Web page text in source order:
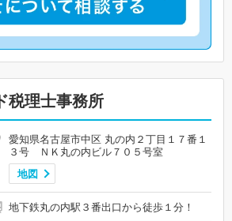
税理士事務所
愛知県名古屋市中区 丸の内２丁目１７番１
３号 ＮＫ丸の内ビル７０５号室
地図
地下鉄丸の内駅３番出口から徒歩１分！